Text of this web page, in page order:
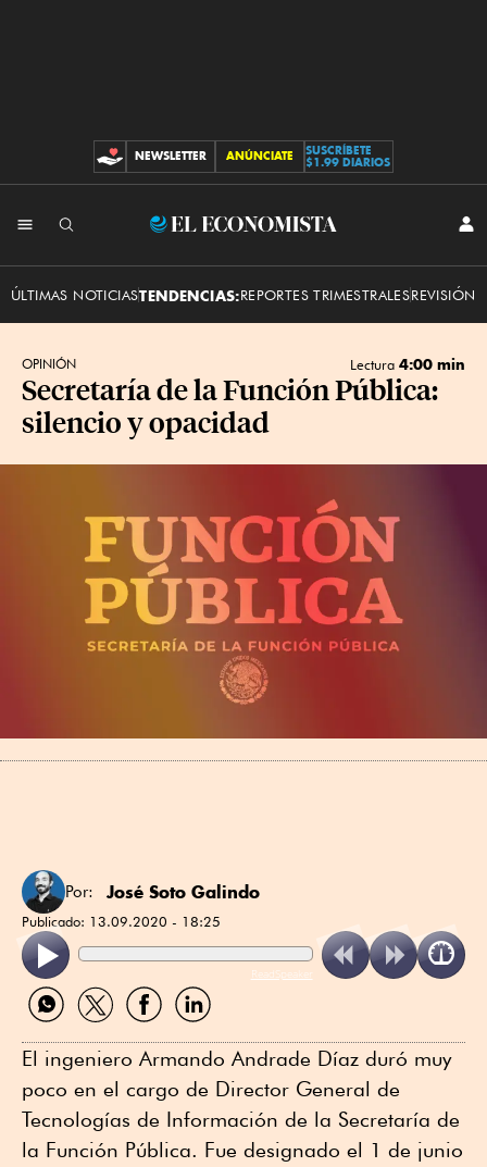
CONTRIBUCIONES
NEWSLETTER ANÚNCIATE
SUSCRÍBETE
$1.99 DIARIOS
El
ÚLTIMAS NOTICIASTENDENCIAS:REPORTES TRIMESTRALESREVISIÓN
OPINIÓN Lectura 4:00 min
Secretaría de la Función Pública:
silencio y opacidad
Por: José Soto Galindo
Publicado: 13.09.2020 - 18:25
ReadSpeaker
Compartir
por
Compartir
por
Compartir
por
Compartir
por
El ingeniero Armando Andrade Díaz duró muy
poco en el cargo de Director General de
Tecnologías de Información de la Secretaría de
la Función Pública. Fue designado el 1 de junio